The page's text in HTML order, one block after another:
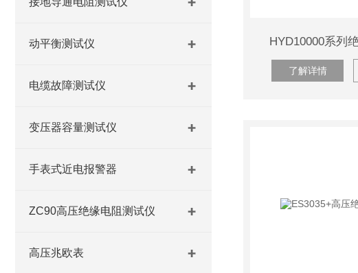
动平衡测试仪
电缆故障测试仪
变压器容量测试仪
手表式近电报警器
ZC90高压绝缘电阻测试仪
高压兆欧表
HYD10000系列
了解详情